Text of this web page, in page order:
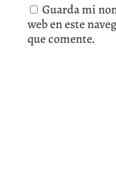
Guarda mi
web en este
que comente.